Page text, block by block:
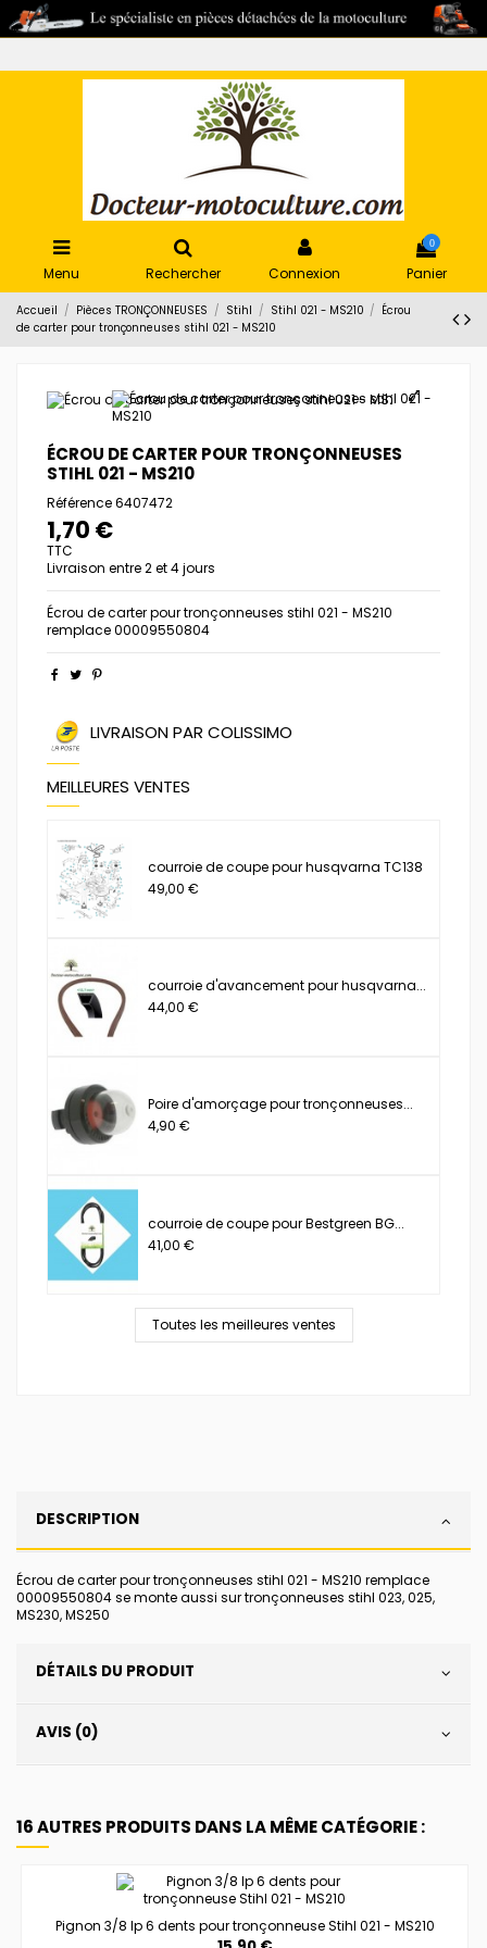
Menu Rechercher Connexion
0
Panier
Accueil Pièces TRONÇONNEUSES Stihl Stihl 021 - MS210
Écrou
de carter pour tronçonneuses stihl 021 - MS210
ÉCROU DE CARTER POUR TRONÇONNEUSES
STIHL 021 - MS210
Référence6407472
1,70 €
TTC
Livraison entre 2 et 4 jours
Écrou de carter pour tronçonneuses stihl 021 - MS210
remplace 00009550804
LIVRAISON PAR COLISSIMO
MEILLEURES VENTES
courroie de coupe pour husqvarna TC138
49,00 €
courroie d'avancement pour husqvarna...
44,00 €
Poire d'amorçage pour tronçonneuses...
4,90 €
courroie de coupe pour Bestgreen BG...
41,00 €
Toutes les meilleures ventes
DESCRIPTION
Écrou de carter pour tronçonneuses stihl 021 - MS210 remplace
00009550804 se monte aussi sur tronçonneuses stihl 023, 025,
MS230, MS250
DÉTAILS DU PRODUIT
AVIS (0)
16 AUTRES PRODUITS DANS LA MÊME CATÉGORIE :
Pignon 3/8 lp 6 dents pour tronçonneuse Stihl 021 - MS210